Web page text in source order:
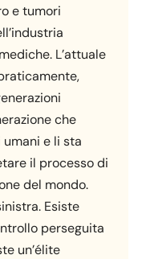
e tumori
L’attuale
che
e li sta
il processo di
del mondo.
Esiste
perseguita
un’élite